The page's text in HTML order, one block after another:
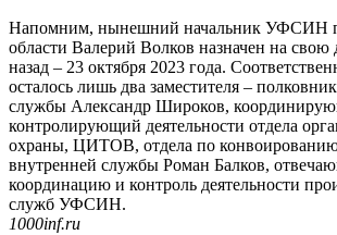
Напомним, нынешний начальник УФСИН
области Валерий Волков назначен на свою
назад – 23 октября 2023 года.
осталось лишь два заместителя –
службы Александр Широков,
контролирующий деятельности отдела
охраны, ЦИТОВ, отдела по
внутренней службы Роман Балков,
координацию и контроль деятельности
служб УФСИН.
1000inf.ru